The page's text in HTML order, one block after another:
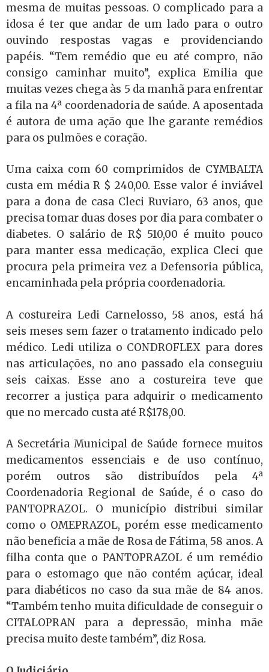
mesma de muitas pessoas. O complicado para a
idosa é ter que andar de um lado para o outro
ouvindo respostas vagas e providenciando
papéis. “Tem remédio que eu até compro, não
consigo caminhar muito”, explica Emilia que
muitas vezes chega às 5 da manhã para enfrentar
a fila na 4ª coordenadoria de saúde. A aposentada
é autora de uma ação que lhe garante remédios
para os pulmões e coração.
Uma caixa com 60 comprimidos de CYMBALTA
custa em média R $ 240,00. Esse valor é inviável
para a dona de casa Cleci Ruviaro, 63 anos, que
precisa tomar duas doses por dia para combater o
diabetes. O salário de R$ 510,00 é muito pouco
para manter essa medicação, explica Cleci que
procura pela primeira vez a Defensoria pública,
encaminhada pela própria coordenadoria.
A costureira Ledi Carnelosso, 58 anos, está há
seis meses sem fazer o tratamento indicado pelo
médico. Ledi utiliza o CONDROFLEX para dores
nas articulações, no ano passado ela conseguiu
seis caixas. Esse ano a costureira teve que
recorrer a justiça para adquirir o medicamento
que no mercado custa até R$178,00.
A Secretária Municipal de Saúde fornece muitos
medicamentos essenciais e de uso contínuo,
porém outros são distribuídos pela 4ª
Coordenadoria Regional de Saúde, é o caso do
PANTOPRAZOL. O município distribui similar
como o OMEPRAZOL, porém esse medicamento
não beneficia a mãe de Rosa de Fátima, 58 anos. A
filha conta que o PANTOPRAZOL é um remédio
para o estomago que não contém açúcar, ideal
para diabéticos no caso da sua mãe de 84 anos.
“Também tenho muita dificuldade de conseguir o
CITALOPRAN para a depressão, minha mãe
precisa muito deste também”, diz Rosa.